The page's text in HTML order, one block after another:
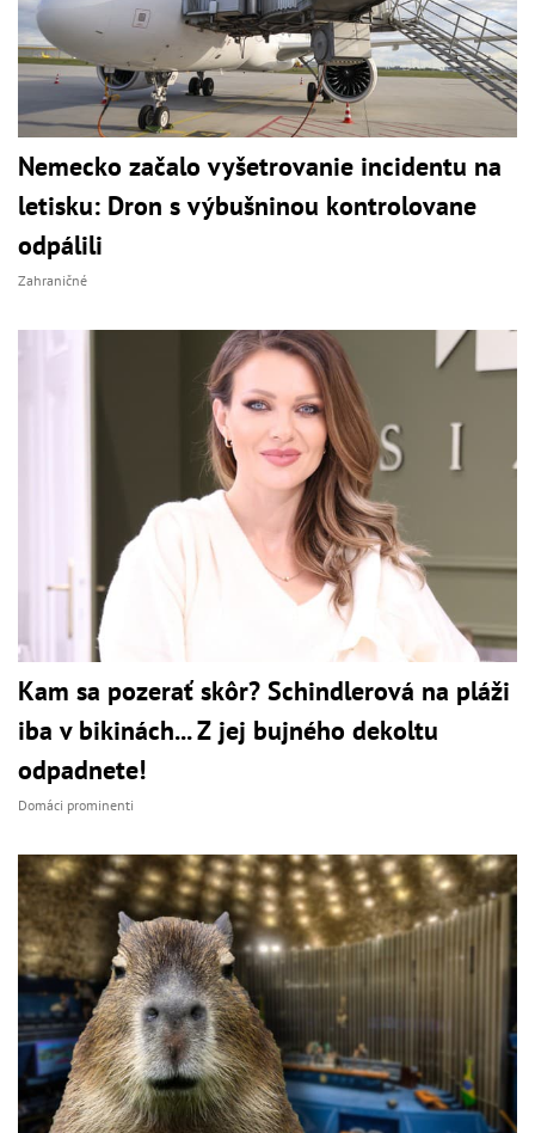
Nemecko začalo vyšetrovanie incidentu na
letisku: Dron s výbušninou kontrolovane
odpálili
Zahraničné
Kam sa pozerať skôr? Schindlerová na pláži
iba v bikinách... Z jej bujného dekoltu
odpadnete!
Domáci prominenti